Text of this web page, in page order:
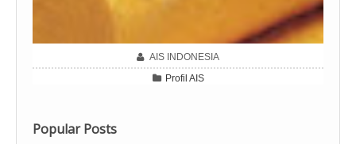
Aluminium, Clamp Grating, Rockwool, Glasswool, Timah
Hitam, Grating dan Produk Industri Lainnya sekarang juga.
Dapatkan Penawaran Harga Terbaik & Produk Terlengkap.
Hubungi Kontak Kami : 0821-2984-6666 / (031) 3989-496
AIS INDONESIA
Profil AIS
Popular Posts